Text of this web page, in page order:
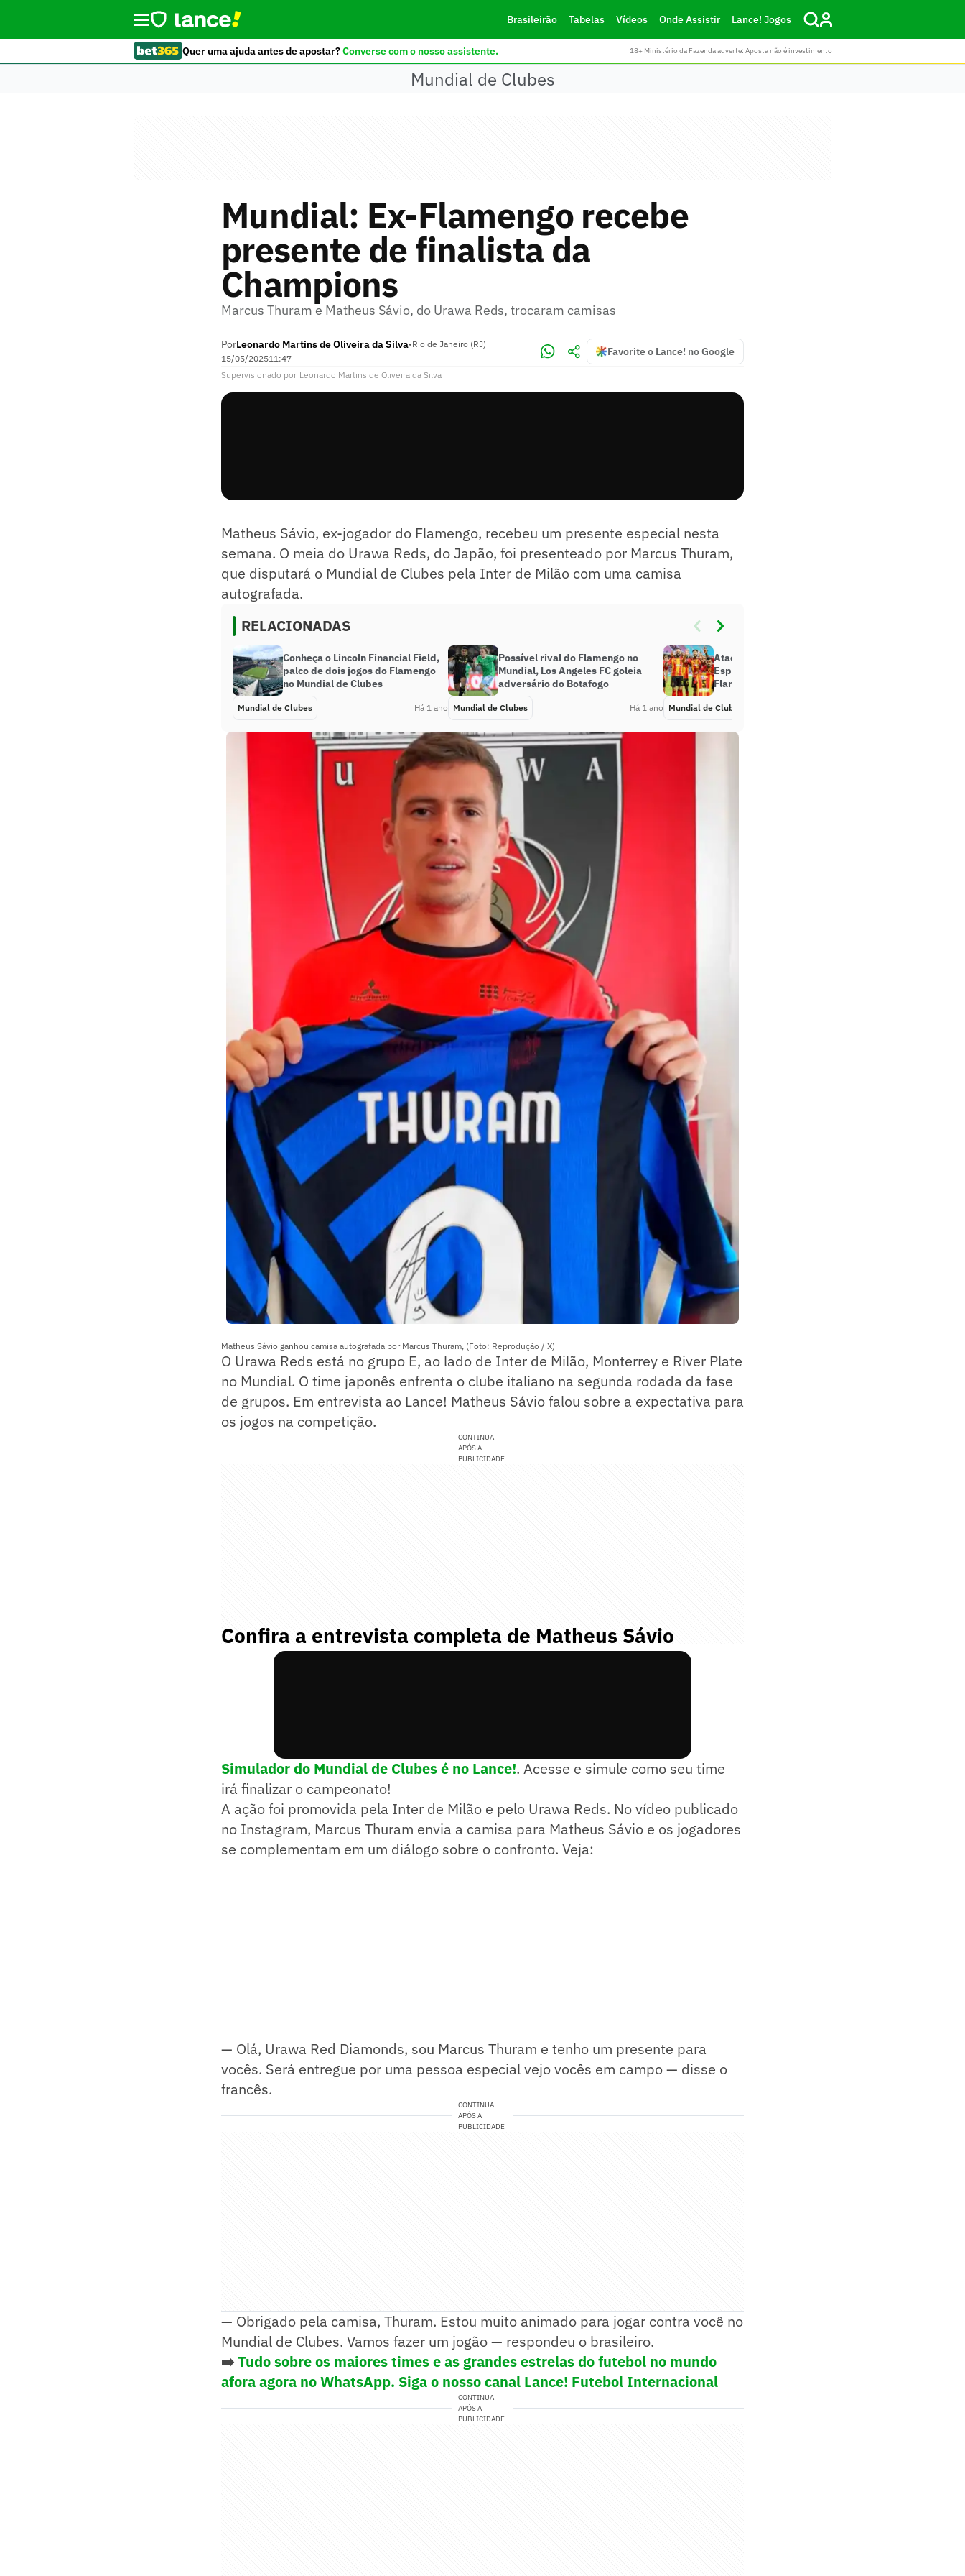
Brasileirão Tabelas Vídeos Onde Assistir Lance! Jogos
Quer uma ajuda antes de apostar?Converse com o nosso assistente. 18+ Ministério da Fazenda adverte: Aposta não é investimento
Mundial de Clubes
Mundial: Ex-Flamengo recebe
presente de finalista da
Champions
Marcus Thuram e Matheus Sávio, do Urawa Reds, trocaram camisas
PorLeonardo Martins de Oliveira da Silva•Rio de Janeiro (RJ)
15/05/202511:47
Favorite o Lance! no Google
Supervisionado por Leonardo Martins de Oliveira da Silva
Matheus Sávio, ex-jogador do Flamengo, recebeu um presente especial nesta
semana. O meia do Urawa Reds, do Japão, foi presenteado por Marcus Thuram,
que disputará o Mundial de Clubes pela Inter de Milão com uma camisa
autografada.
RELACIONADAS
Conheça o Lincoln Financial Field,
palco de dois jogos do Flamengo
no Mundial de Clubes
Mundial de Clubes Há 1 ano
Possível rival do Flamengo no
Mundial, Los Angeles FC goleia
adversário do Botafogo
Mundial de Clubes Há 1 ano
Atacante conta como joga o
Espérance, adversário do
Flamengo no Mundial de Clubes
Mundial de Clubes
Matheus Sávio ganhou camisa autografada por Marcus Thuram, (Foto: Reprodução / X)
O Urawa Reds está no grupo E, ao lado de Inter de Milão, Monterrey e River Plate
no Mundial. O time japonês enfrenta o clube italiano na segunda rodada da fase
de grupos. Em entrevista ao Lance! Matheus Sávio falou sobre a expectativa para
os jogos na competição.
CONTINUA
APÓS A
PUBLICIDADE
Confira a entrevista completa de Matheus Sávio
Simulador do Mundial de Clubes é no Lance!. Acesse e simule como seu time
irá finalizar o campeonato!
A ação foi promovida pela Inter de Milão e pelo Urawa Reds. No vídeo publicado
no Instagram, Marcus Thuram envia a camisa para Matheus Sávio e os jogadores
se complementam em um diálogo sobre o confronto. Veja:
— Olá, Urawa Red Diamonds, sou Marcus Thuram e tenho um presente para
vocês. Será entregue por uma pessoa especial vejo vocês em campo — disse o
francês.
CONTINUA
APÓS A
PUBLICIDADE
— Obrigado pela camisa, Thuram. Estou muito animado para jogar contra você no
Mundial de Clubes. Vamos fazer um jogão — respondeu o brasileiro.
➡️Tudo sobre os maiores times e as grandes estrelas do futebol no mundo
afora agora no WhatsApp. Siga o nosso canal Lance! Futebol Internacional
CONTINUA
APÓS A
PUBLICIDADE